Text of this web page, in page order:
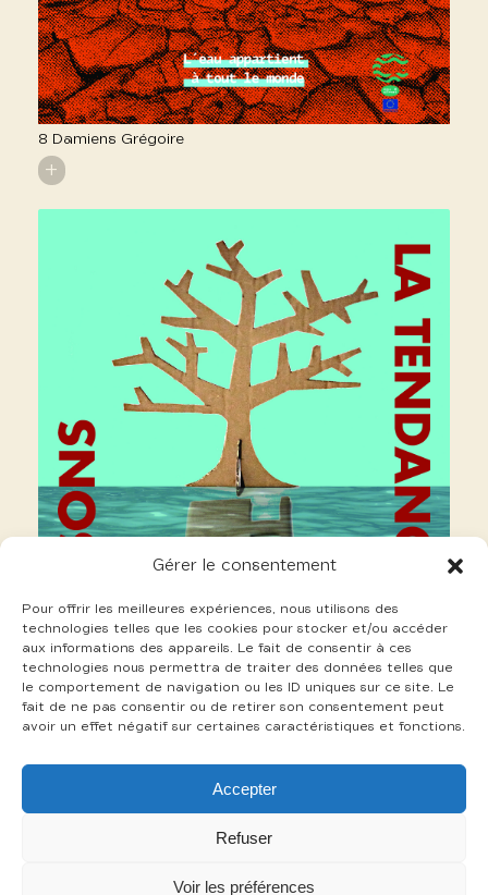
Gérer le consentement
Pour offrir les meilleures expériences, nous utilisons des
technologies telles que les cookies pour stocker et/ou accéder
aux informations des appareils. Le fait de consentir à ces
technologies nous permettra de traiter des données telles que
le comportement de navigation ou les ID uniques sur ce site. Le
fait de ne pas consentir ou de retirer son consentement peut
avoir un effet négatif sur certaines caractéristiques et fonctions.
Accepter
Refuser
Voir les préférences
8 Damiens Grégoire
+